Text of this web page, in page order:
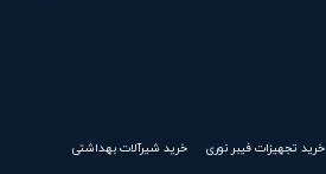
خرید تجهیزات فیبر نوری خرید شیرآلات بهداشتی